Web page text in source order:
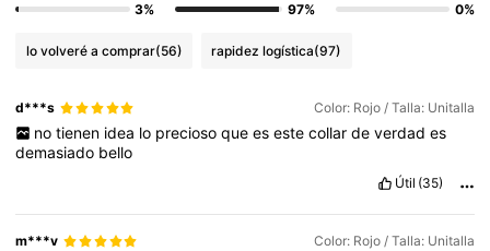
3%
97%
0%
lo volveré a comprar(56) rapidez logística(97)
d***s Color: Rojo / Talla: Unitalla
no tienen idea lo precioso que es este collar de verdad es
demasiado bello
Útil (35)
m***v Color: Rojo / Talla: Unitalla